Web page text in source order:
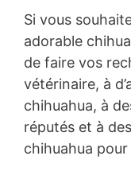
Si vous
adorable
de faire vos
vétérinaire, à
chihuahua, à
réputés et à
chihuahua